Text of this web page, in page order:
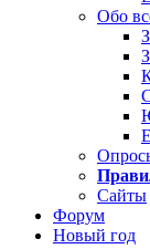
Обо
Сайты
Форум
Новый год